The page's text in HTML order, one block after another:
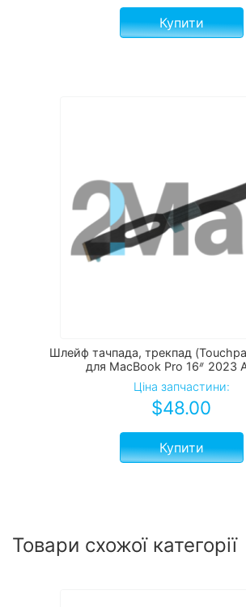
Купити
Шлейф тачпада, трекпад
для MacBook Pro 16ᐥ 2023
Ціна запчастини:
$48.00
Купити
Товари схожої категорії